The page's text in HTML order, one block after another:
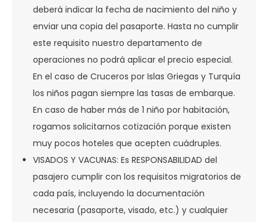
deberá indicar la fecha de nacimiento del niño y
enviar una copia del pasaporte. Hasta no cumplir
este requisito nuestro departamento de
operaciones no podrá aplicar el precio especial.
En el caso de Cruceros por Islas Griegas y Turquía
los niños pagan siempre las tasas de embarque.
En caso de haber más de 1 niño por habitación,
rogamos solicitarnos cotización porque existen
muy pocos hoteles que acepten cuádruples.
VISADOS Y VACUNAS: Es RESPONSABILIDAD del
pasajero cumplir con los requisitos migratorios de
cada país, incluyendo la documentación
necesaria (pasaporte, visado, etc.) y cualquier